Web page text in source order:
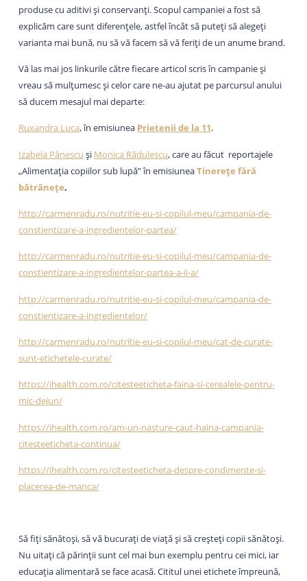
produse cu aditivi și conservanți. Scopul campaniei a fost să
explicăm care sunt diferențele, astfel încât să puteți să alegeți
varianta mai bună, nu să vă facem să vă feriți de un anume brand.
Vă las mai jos linkurile către fiecare articol scris în campanie și
vreau să mulțumesc și celor care ne-au ajutat pe parcursul anului
să ducem mesajul mai departe:
Ruxandra Luca, în emisiunea Prietenii de la 11.
Izabela Pănescu și Monica Rădulescu, care au făcut reportajele
„Alimentația copiilor sub lupă” în emisiuneaTinerețe fără
bătrânețe.
http://carmenradu.ro/nutritie-eu-si-copilul-meu/campania-de-
constientizare-a-ingredientelor-partea/
http://carmenradu.ro/nutritie-eu-si-copilul-meu/campania-de-
constientizare-a-ingredientelor-partea-a-ii-a/
http://carmenradu.ro/nutritie-eu-si-copilul-meu/campania-de-
constientizare-a-ingredientelor/
http://carmenradu.ro/nutritie-eu-si-copilul-meu/cat-de-curate-
sunt-etichetele-curate/
https://ihealth.com.ro/citesteeticheta-faina-si-cerealele-pentru-
mic-dejun/
https://ihealth.com.ro/am-un-nasture-caut-haina-campania-
citesteeticheta-continua/
https://ihealth.com.ro/citesteeticheta-despre-condimente-si-
placerea-de-manca/
Să fiți sănătoși, să vă bucurați de viață și să creșteți copii sănătoși.
Nu uitați că părinții sunt cel mai bun exemplu pentru cei mici, iar
educația alimentară se face acasă. Cititul unei etichete împreună,